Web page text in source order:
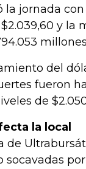
jornada
y la
del
fueron
de
la local
de
socavadas